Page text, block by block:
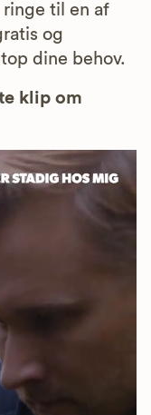
til en af
og
dine behov.
klip om